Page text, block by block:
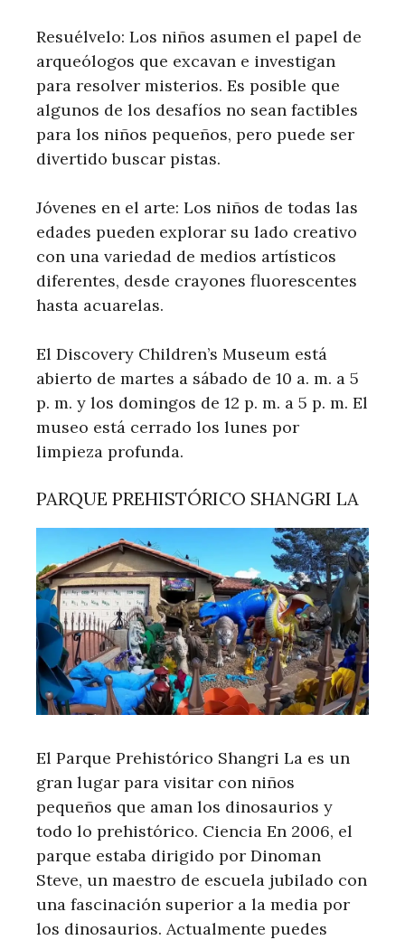
Resuélvelo: Los niños asumen el papel de
arqueólogos que excavan e investigan
para resolver misterios. Es posible que
algunos de los desafíos no sean factibles
para los niños pequeños, pero puede ser
divertido buscar pistas.
Jóvenes en el arte: Los niños de todas las
edades pueden explorar su lado creativo
con una variedad de medios artísticos
diferentes, desde crayones fluorescentes
hasta acuarelas.
El Discovery Children’s Museum está
abierto de martes a sábado de 10 a. m. a 5
p. m. y los domingos de 12 p. m. a 5 p. m. El
museo está cerrado los lunes por
limpieza profunda.
PARQUE PREHISTÓRICO SHANGRI LA
El Parque Prehistórico Shangri La es un
gran lugar para visitar con niños
pequeños que aman los dinosaurios y
todo lo prehistórico. Ciencia En 2006, el
parque estaba dirigido por Dinoman
Steve, un maestro de escuela jubilado con
una fascinación superior a la media por
los dinosaurios. Actualmente puedes